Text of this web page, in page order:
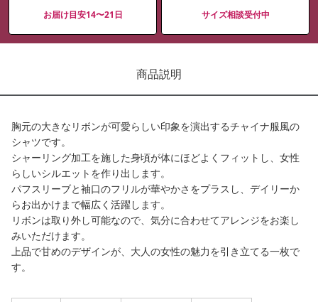
お届け目安14〜21日 サイズ相談受付中
商品説明
胸元の大きなリボンが可愛らしい印象を演出するチャイナ服風の
シャツです。
シャーリング加工を施した身頃が体にほどよくフィットし、女性
らしいシルエットを作り出します。
パフスリーブと袖口のフリルが華やかさをプラスし、デイリーか
らお出かけまで幅広く活躍します。
リボンは取り外し可能なので、気分に合わせてアレンジをお楽し
みいただけます。
上品で甘めのデザインが、大人の女性の魅力を引き立てる一枚で
す。